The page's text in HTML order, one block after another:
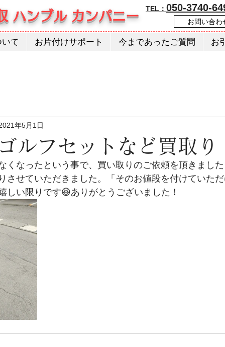
ハンブル カンパニー
TEL： 050-3740-
お問い合わ
て お片付けサポート 今まであったご質問 お
ルフセットなど買取り
年5月1日
くなったという事で、買い取りのご依頼を頂きまし
させていただきました。「そのお値段を付けていた
しい限りです😆ありがとうございました！